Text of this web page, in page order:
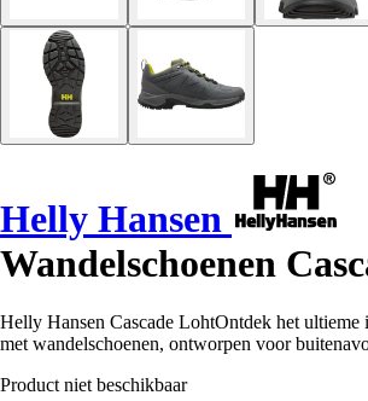
Helly Hansen
Wandelschoenen
Helly Hansen Cascade LohtOntdek het ultieme
met wandelschoenen, ontworpen voor
Product niet beschikbaar